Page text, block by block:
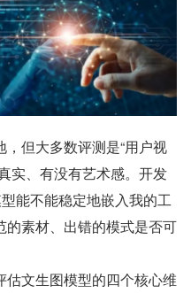
但大多数评测是“用户视
实、有没有艺术感。开发
能不能稳定地嵌入我的工
素材、出错的模式是否可
文生图模型的四个核心维